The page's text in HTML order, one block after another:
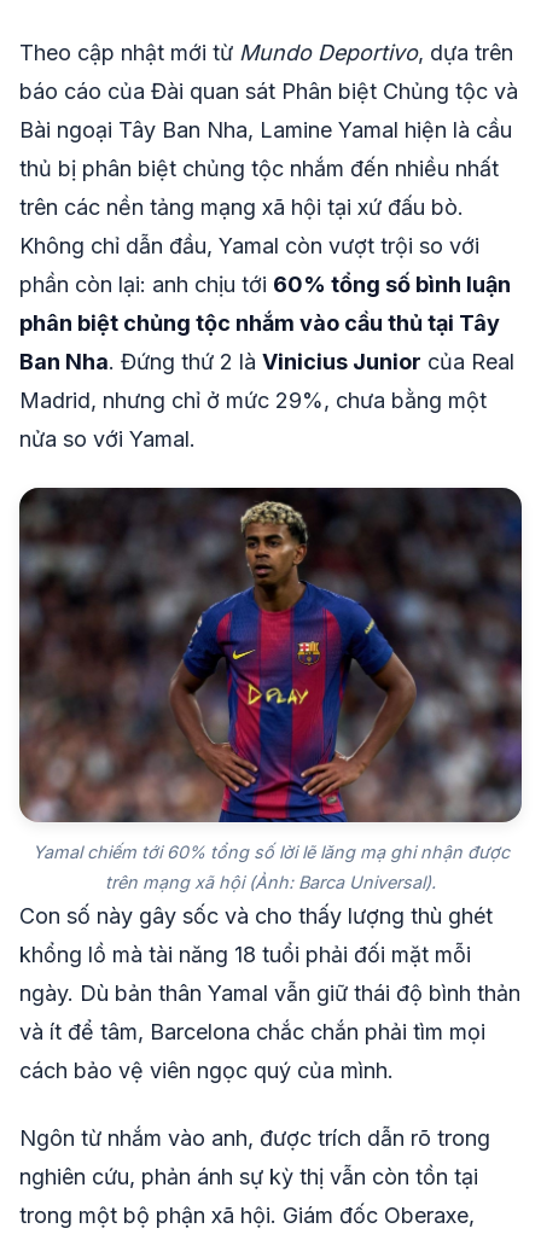
Theo cập nhật mới từ Mundo Deportivo, dựa trên
báo cáo của Đài quan sát Phân biệt Chủng tộc và
Bài ngoại Tây Ban Nha, Lamine Yamal hiện là cầu
thủ bị phân biệt chủng tộc nhắm đến nhiều nhất
trên các nền tảng mạng xã hội tại xứ đấu bò.
Không chỉ dẫn đầu, Yamal còn vượt trội so với
phần còn lại: anh chịu tới 60% tổng số bình luận
phân biệt chủng tộc nhắm vào cầu thủ tại Tây
Ban Nha. Đứng thứ 2 là Vinicius Junior của Real
Madrid, nhưng chỉ ở mức 29%, chưa bằng một
nửa so với Yamal.
Yamal chiếm tới 60% tổng số lời lẽ lăng mạ ghi nhận được
trên mạng xã hội (Ảnh: Barca Universal).
Con số này gây sốc và cho thấy lượng thù ghét
khổng lồ mà tài năng 18 tuổi phải đối mặt mỗi
ngày. Dù bản thân Yamal vẫn giữ thái độ bình thản
và ít để tâm, Barcelona chắc chắn phải tìm mọi
cách bảo vệ viên ngọc quý của mình.
Ngôn từ nhắm vào anh, được trích dẫn rõ trong
nghiên cứu, phản ánh sự kỳ thị vẫn còn tồn tại
trong một bộ phận xã hội. Giám đốc Oberaxe,